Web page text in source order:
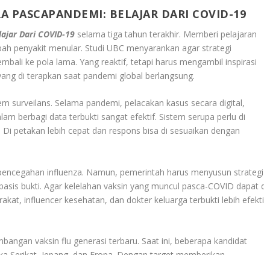
PASCAPANDEMI: BELAJAR DARI COVID-19
Dari COVID-19 selama tiga tahun terakhir. Memberi pelajaran
penyakit menular. Studi UBC menyarankan agar strategi
ke pola lama. Yang reaktif, tetapi harus mengambil inspirasi
di terapkan saat pandemi global berlangsung.
surveilans. Selama pandemi, pelacakan kasus secara digital,
berbagi data terbukti sangat efektif. Sistem serupa perlu di
petakan lebih cepat dan respons bisa di sesuaikan dengan
influenza. Namun, pemerintah harus menyusun strategi
bukti. Agar kelelahan vaksin yang muncul pasca-COVID dapat
influencer kesehatan, dan dokter keluarga terbukti lebih
vaksin flu generasi terbaru. Saat ini, beberapa kandidat